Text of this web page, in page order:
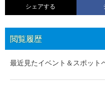
シェアする
閲覧履歴
最近見たイベント＆スポット